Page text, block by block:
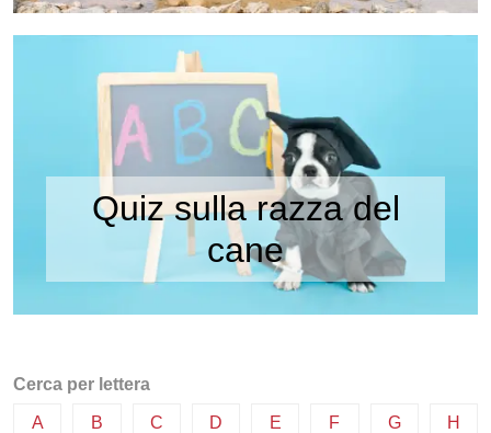
Quiz sulla razza del
cane
Cerca per lettera
A B C D E F G H